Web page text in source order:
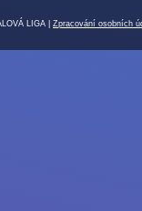
LIGA | Zpracování osobních